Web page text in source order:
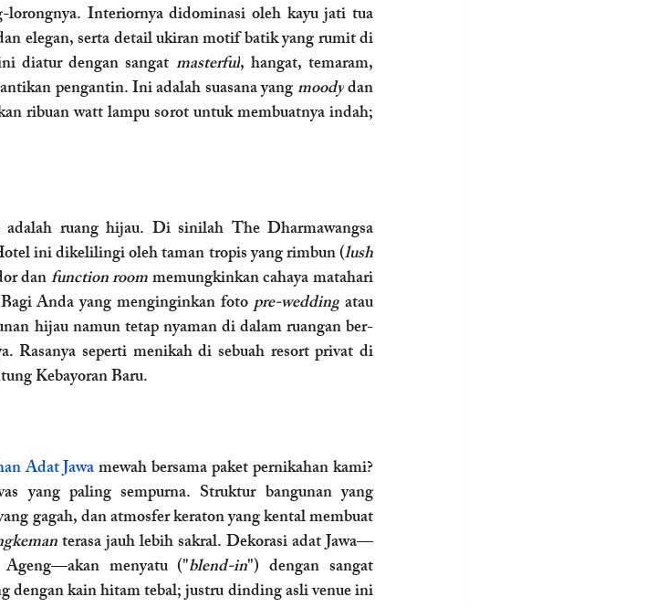
lorongnya. Interiornya didominasi oleh kayu jati tua
elegan, serta detail ukiran motif batik yang rumit di
diatur dengan sangat masterful, hangat, temaram,
pengantin. Ini adalah suasana yang moody dan
ribuan watt lampu sorot untuk membuatnya indah;
ruang hijau. Di sinilah The Dharmawangsa
ini dikelilingi oleh taman tropis yang rimbun (lush
dan function room memungkinkan cahaya matahari
Anda yang menginginkan foto pre-wedding atau
hijau namun tetap nyaman di dalam ruangan ber-
Rasanya seperti menikah di sebuah resort privat di
Kebayoran Baru.
Adat Jawa mewah bersama paket pernikahan kami?
yang paling sempurna. Struktur bangunan yang
gagah, dan atmosfer keraton yang kental membuat
terasa jauh lebih sakral. Dekorasi adat Jawa—
menyatu ("blend-in") dengan sangat
kain hitam tebal; justru dinding asli venue ini